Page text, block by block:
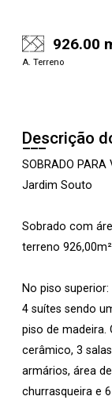
926.00
A. Terreno
Descrição
SOBRADO PARA
Jardim Souto
Sobrado com
terreno
No piso superior:
4 suítes sendo
piso de madeira.
cerâmico, 3
armários, área
churrasqueira e